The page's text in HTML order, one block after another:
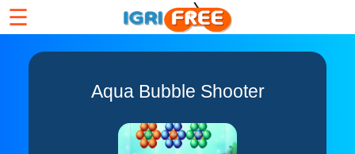
☰
Aqua Bubble Shooter